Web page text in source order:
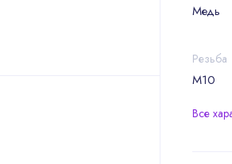
Медь
Резьба
М10
Все